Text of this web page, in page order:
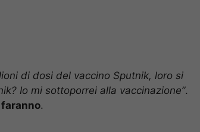
di dosi del vaccino Sputnik, loro si
Io mi sottoporrei alla vaccinazione”.
.